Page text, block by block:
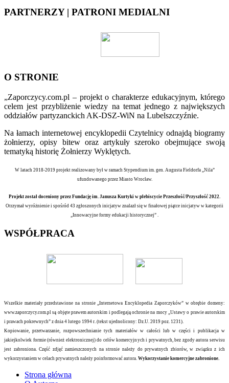
PARTNERZY | PATRONI MEDIALNI
O STRONIE
„Zaporczycy.com.pl – projekt o charakterze edukacyjnym, którego
celem jest przybliżenie wiedzy na temat jednego z największych
oddziałów partyzanckich AK-DSZ-WiN na Lubelszczyźnie.
Na łamach internetowej encyklopedii Czytelnicy odnajdą biogramy
żołnierzy, opisy bitew oraz artykuły szeroko obejmujące swoją
tematyką historię Żołnierzy Wyklętych.
W latach 2018-2019 projekt realizowany był w ramach Stypendium im. gen. Augusta Fieldorfa „Nila”
ufundowanego przez Miasto Wrocław.
Projekt został doceniony przez Fundację im. Janusza Kurtyki w plebiscycie Przeszłość/Przyszłość 2022.
Otrzymał wyróżnienie i spośród 43 zgłoszonych inicjatyw znalazł się w finałowej piątce inicjatyw w kategorii
„Innowacyjne formy edukacji historycznej” .
WSPÓŁPRACA
Wszelkie materiały przedstawione na stronie „Internetowa Encyklopedia Zaporczyków” w obrębie domeny:
www.zaporczycy.com.pl są objęte prawem autorskim i podlegają ochronie na mocy „Ustawy o prawie autorskim
i prawach pokrewnych” z dnia 4 lutego 1994 r. (tekst ujednolicony: Dz.U. 2019 poz. 1231).
Kopiowanie, przetwarzanie, rozpowszechnianie tych materiałów w całości lub w części i publikacja w
jakiejkolwiek formie (również elektronicznej) do celów komercyjnych i prywatnych, bez zgody autora serwisu
jest zabroniona. Część zdjęć zamieszczonych na stronie należy do prywatnych zbiorów, w związku z ich
wykorzystaniem w celach prywatnych należy poinformować autora. Wykorzystanie komercyjne zabronione.
Strona główna